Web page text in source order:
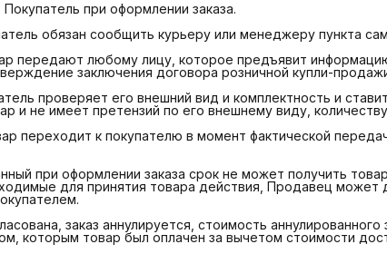
при оформлении заказа.
обязан сообщить курьеру или менеджеру пункта
передают любому лицу, которое предъявит
заключения договора розничной купли-
проверяет его внешний вид и комплектность и
и не имеет претензий по его внешнему виду,
переходит к покупателю в момент фактической
при оформлении заказа срок не может получить
для принятия товара действия, Продавец может
заказ аннулируется, стоимость аннулированного
которым товар был оплачен за вычетом стоимости